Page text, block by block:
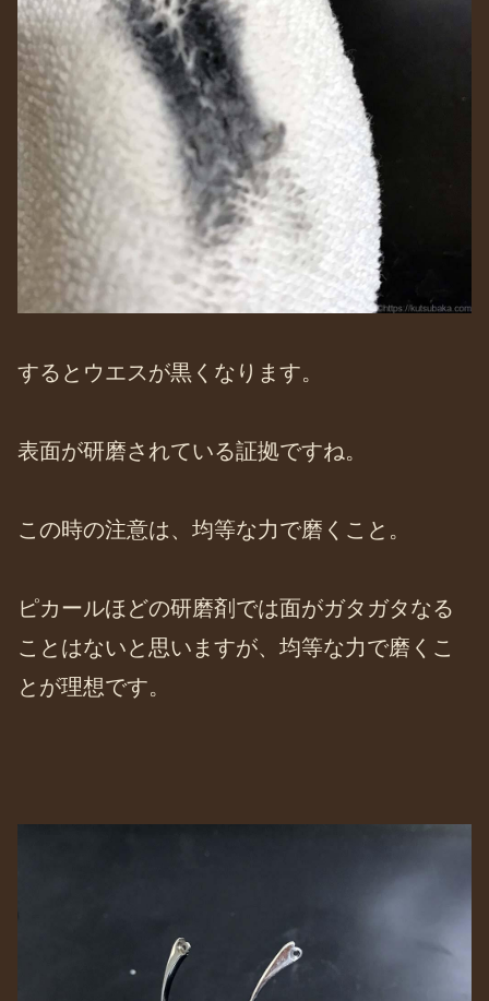
するとウエスが黒くなります。
表面が研磨されている証拠ですね。
この時の注意は、均等な力で磨くこと。
ピカールほどの研磨剤では面がガタガタなる
ことはないと思いますが、均等な力で磨くこ
とが理想です。